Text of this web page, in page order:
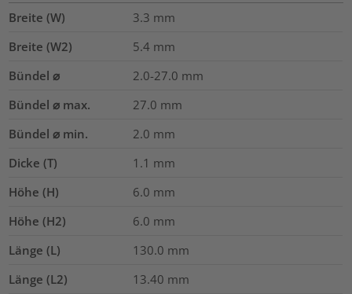
Breite (W) 3.3 mm
Breite (W2)
5.4 mm
Bündel ⌀
2.0-27.0 mm
Bündel ⌀ max.
27.0 mm
Bündel ⌀ min.
2.0 mm
Dicke (T)
1.1 mm
Höhe (H)
6.0 mm
Höhe (H2)
6.0 mm
Länge (L)
130.0 mm
Länge (L2)
13.40 mm